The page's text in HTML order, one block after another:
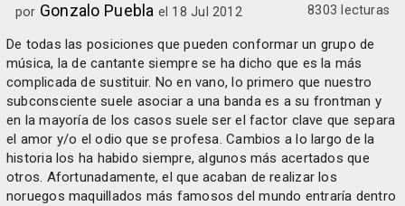
por Gonzalo Puebla el 18 Jul 2012 8303 lecturas
De todas las posiciones que pueden conformar un grupo de
música, la de cantante siempre se ha dicho que es la más
complicada de sustituir. No en vano, lo primero que nuestro
subconsciente suele asociar a una banda es a su frontman y
en la mayoría de los casos suele ser el factor clave que separa
el amor y/o el odio que se profesa. Cambios a lo largo de la
historia los ha habido siempre, algunos más acertados que
otros. Afortunadamente, el que acaban de realizar los
noruegos maquillados más famosos del mundo entraría dentro